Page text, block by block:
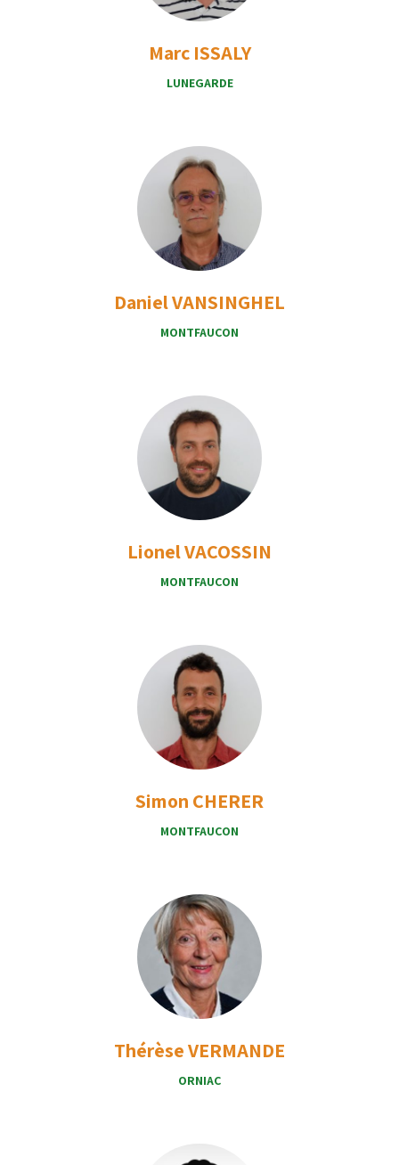
Marc ISSALY
LUNEGARDE
Daniel VANSINGHEL
MONTFAUCON
Lionel VACOSSIN
MONTFAUCON
Simon CHERER
MONTFAUCON
Thérèse VERMANDE
ORNIAC